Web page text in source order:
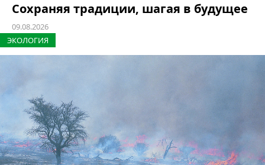
Сохраняя традиции, шагая в будущее
09.08.2026
ЭКОЛОГИЯ